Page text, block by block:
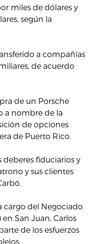
miles de dólares y
según la
a compañías
de acuerdo
de un Porsche
a nombre de la
de opciones
de Puerto Rico.
deberes fiduciarios y
y sus clientes
cargo del Negociado
San Juan, Carlos
de los esfuerzos